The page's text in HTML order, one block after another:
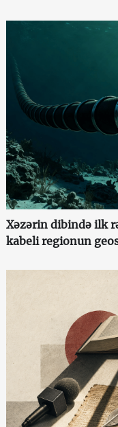
Xəzərin dibində ilk
kabeli regionun